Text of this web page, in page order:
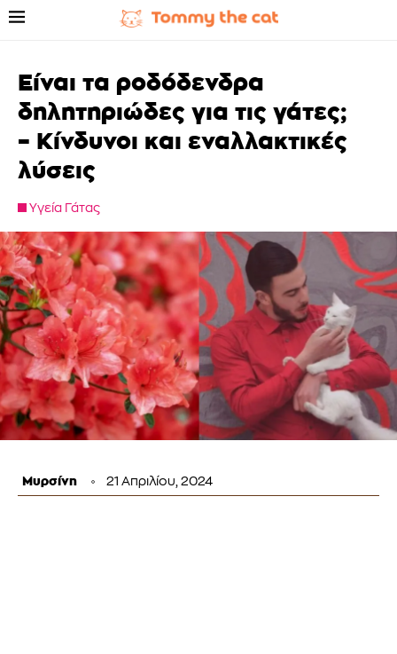
Είναι τα ροδόδενδρα
δηλητηριώδες για τις γάτες;
– Κίνδυνοι και εναλλακτικές
λύσεις
Υγεία Γάτας
Μυρσίνη 21 Απριλίου, 2024